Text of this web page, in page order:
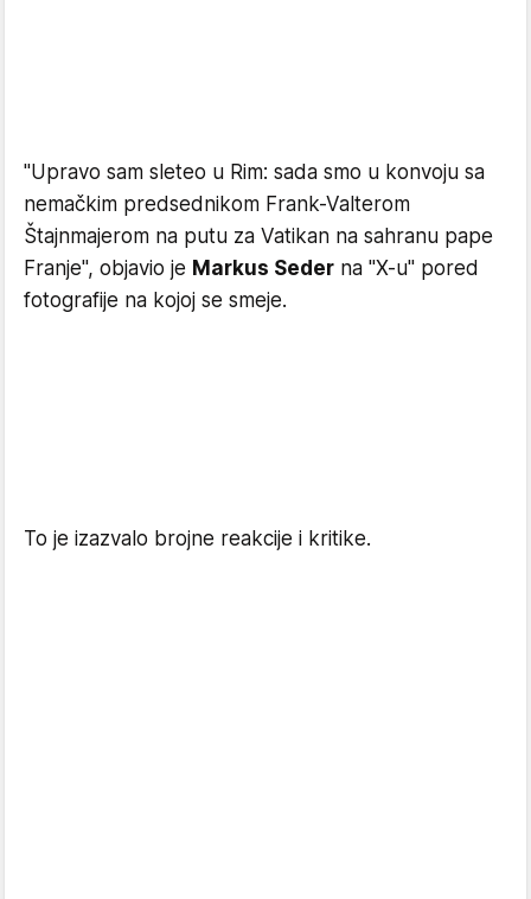
"Upravo sam sleteo u Rim: sada smo u konvoju sa
nemačkim predsednikom Frank-Valterom
Štajnmajerom na putu za Vatikan na sahranu pape
Franje", objavio je Markus Seder na "X-u" pored
fotografije na kojoj se smeje.
To je izazvalo brojne reakcije i kritike.